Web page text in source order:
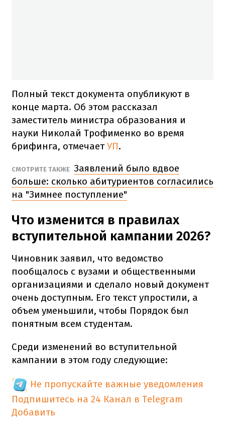
Полный текст документа опубликуют в
конце марта. Об этом рассказал
заместитель министра образования и
науки Николай Трофименко во время
брифинга, отмечаетУП.
СМОТРИТЕ ТАКЖЕ Заявлений было вдвое
больше: сколько абитуриентов согласились
на "Зимнее поступление"
Что изменится в правилах
вступительной кампании 2026?
Чиновник заявил, что ведомство
пообщалось с вузами и общественными
организациями и сделало новый документ
очень доступным. Его текст упростили, а
объем уменьшили, чтобы Порядок был
понятным всем студентам.
Среди изменений во вступительной
кампании в этом году следующие:
Не пропускайте важные уведомления
Подпишитесь на 24 Канал в Telegram
Добавить